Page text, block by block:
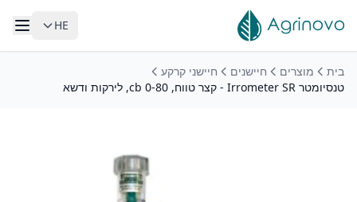
HE
בית מוצרים חיישנים
חיישני קרקע
טנסיומטר Irrometer SR - קצר טווח, 0-80 cb, לירקות ודשא